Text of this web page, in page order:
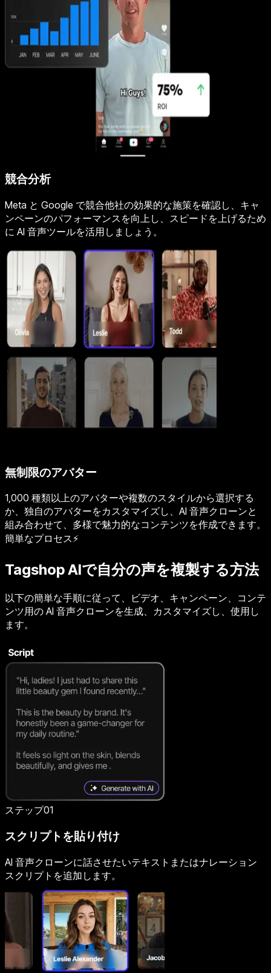
競合分析
Meta と Google で競合他社の効果的な施策を確認し、キャ
ンペーンのパフォーマンスを向上し、スピードを上げるため
に AI 音声ツールを活用しましょう。
無制限のアバター
1,000 種類以上のアバターや複数のスタイルから選択する
か、独自のアバターをカスタマイズし、AI 音声クローンと
組み合わせて、多様で魅力的なコンテンツを作成できます。
簡単なプロセス⚡
Tagshop AIで自分の声を複製する方法
以下の簡単な手順に従って、ビデオ、キャンペーン、コンテ
ンツ用の AI 音声クローンを生成、カスタマイズし、使用し
ます。
ステップ01
スクリプトを貼り付け
AI 音声クローンに話させたいテキストまたはナレーション
スクリプトを追加します。